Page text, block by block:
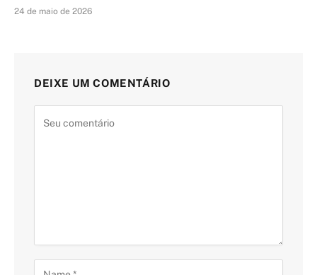
24 de maio de 2026
DEIXE UM COMENTÁRIO